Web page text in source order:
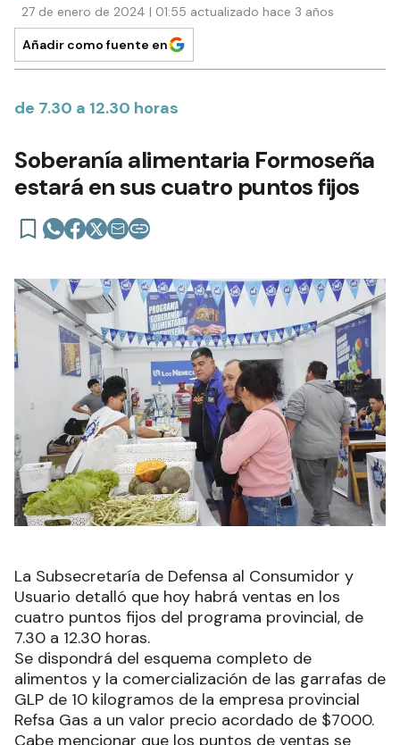
27 de enero de 2024 | 01:55 actualizado hace 3 años
Añadir como fuente en
de 7.30 a 12.30 horas
Soberanía alimentaria Formoseña
estará en sus cuatro puntos fijos
La Subsecretaría de Defensa al Consumidor y
Usuario detalló que hoy habrá ventas en los
cuatro puntos fijos del programa provincial, de
7.30 a 12.30 horas.
Se dispondrá del esquema completo de
alimentos y la comercialización de las garrafas de
GLP de 10 kilogramos de la empresa provincial
Refsa Gas a un valor precio acordado de $7000.
Cabe mencionar que los puntos de ventas se